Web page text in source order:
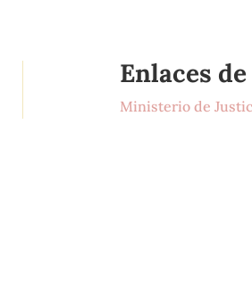
Enlaces
Ministerio de